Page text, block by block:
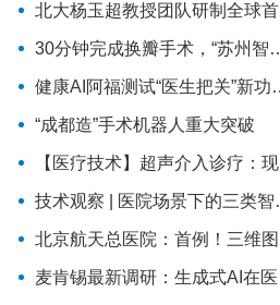
北大杨玉超教授团队研制全球首款基于可控存内计算的忆阻器神经动力学芯片
30分钟完成换瓣手术，“苏州智造”专克心脏反流
健康AI阿福测试“医生把关”新功能：打开“AI+医生”协作想象空间
“成都造”手术机器人重大突破
【医疗技术】超声介入诊疗：现代医学“针尖上的微创手术”
技术观察 | 医院场景下的三类智能体：从互联网诊疗到临床辅助再到医院管理
北京航天总医院：首例！三维图像机器人辅助腰椎压缩性骨折PKP术
麦肯锡最新调研：生成式AI在医疗落地加速，Agentic AI正成为下一风口